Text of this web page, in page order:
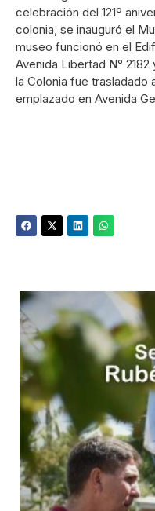
celebración del 121º
colonia, se inauguró el
museo funcionó en el
Avenida Libertad N°
la Colonia fue trasladado
emplazado en Avenida